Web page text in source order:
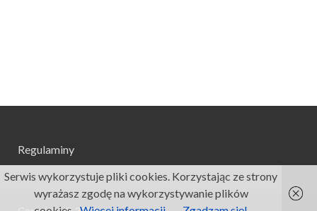
Regulaminy
Serwis wykorzystuje pliki cookies. Korzystając ze strony
wyrażasz zgodę na wykorzystywanie plików